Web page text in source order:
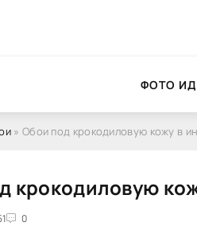
ФОТО
» Обои под крокодиловую кожу в
крокодиловую
0